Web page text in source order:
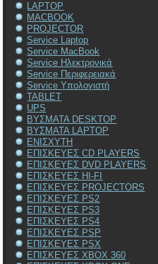
LAPTOP
MACBOOK
PROJECTOR
Service Laptop
Service MacBook
Service Ηλεκτρονικά
Service Περιφερειακά
Service Υπολογιστή
TABLET
UPS
ΒΥΣΜΑΤΑ DESKTOP
ΒΥΣΜΑΤΑ LAPTOP
ΕΝΙΣΧΥΤΗ
ΕΠΙΣΚΕΥΕΣ CD PLAYERS
ΕΠΙΣΚΕΥΕΣ DVD PLAYERS
ΕΠΙΣΚΕΥΕΣ HI-FI
ΕΠΙΣΚΕΥΕΣ PROJECTORS
ΕΠΙΣΚΕΥΕΣ PS2
ΕΠΙΣΚΕΥΕΣ PS3
ΕΠΙΣΚΕΥΕΣ PS4
ΕΠΙΣΚΕΥΕΣ PSP
ΕΠΙΣΚΕΥΕΣ PSX
ΕΠΙΣΚΕΥΕΣ XBOX 360